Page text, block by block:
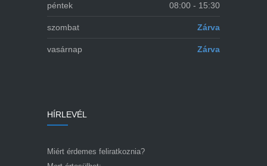
péntek 08:00 - 15:30
szombat Zárva
vasárnap Zárva
HÍRLEVÉL
Miért érdemes feliratkoznia?